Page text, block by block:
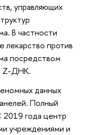
управляющих
В частности
лекарство против
посредством
Z-ДНК.
данных
Полный
2019 года центр
учреждениями и